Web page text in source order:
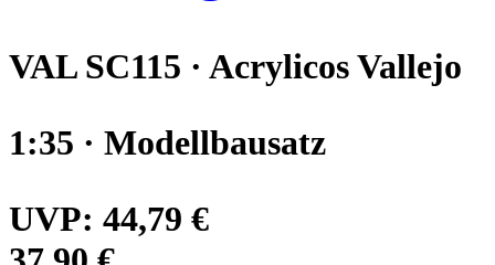
VAL SC115 · Acrylicos Vallejo
1:35 · Modellbausatz
UVP: 44,79 €